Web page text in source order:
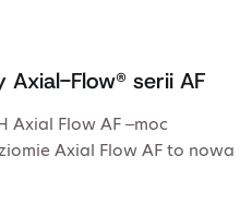
Axial-Flow® serii AF
Axial Flow AF –moc
Axial Flow AF to nowa